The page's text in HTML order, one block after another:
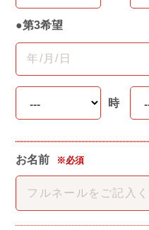
●第3希望
時
お名前 ※必須